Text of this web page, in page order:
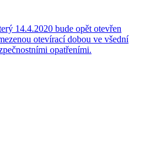
14.4.2020 bude opět otevřen
otevírací dobou ve všední
opatřeními.